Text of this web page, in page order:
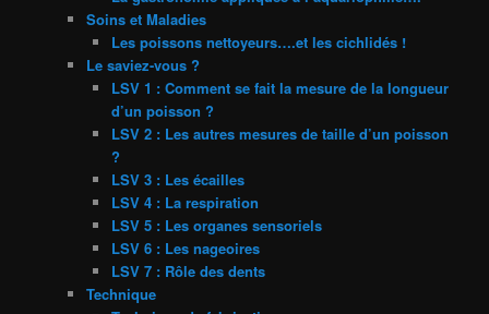
Soins et Maladies
Les poissons nettoyeurs….et les cichlidés !
Le saviez-vous ?
LSV 1 : Comment se fait la mesure de la longueur
d’un poisson ?
LSV 2 : Les autres mesures de taille d’un poisson
?
LSV 3 : Les écailles
LSV 4 : La respiration
LSV 5 : Les organes sensoriels
LSV 6 : Les nageoires
LSV 7 : Rôle des dents
Technique